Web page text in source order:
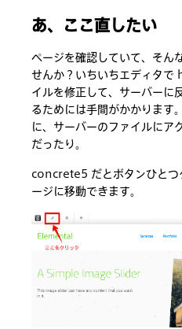
あ、ここ直したい
ページを確認していて、そん
せんか？いちいちエディタで
イルを修正して、サーバーに
るためには手間がかかります
に、サーバーのファイルにア
だったり。
concrete5 だとボタンひとつ
ージに移動できます。